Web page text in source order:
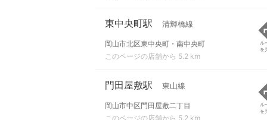
東中央町駅 清輝橋線
岡山市北区東中央町・南中央町
このページの店舗から 5.2 km
ル
を
門田屋敷駅 東山線
岡山市中区門田屋敷二丁目
このページの店舗から 5.2 km
ル
を